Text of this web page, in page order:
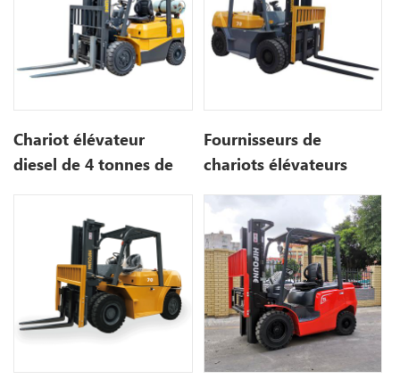
Chariot élévateur
diesel de 4 tonnes de
marque de Hifoune
Fournisseurs de
chariots élévateurs
Mitsubishi 3 tonnes en
Chine